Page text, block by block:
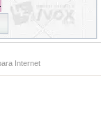
Internet